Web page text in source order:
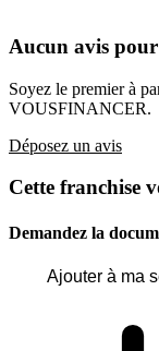
Aucun avis
Soyez le premier à
VOUSFINANCER.
Déposez un avis
Cette franchise
Demandez la
Ajouter à ma